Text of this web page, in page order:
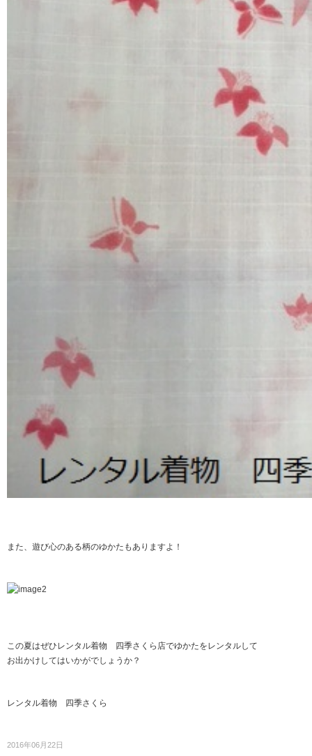
また、遊び心のある柄のゆかたもありますよ！
この夏はぜひレンタル着物 四季さくら店でゆかたをレンタルして
お出かけしてはいかがでしょうか？
レンタル着物 四季さくら
2016年06月22日